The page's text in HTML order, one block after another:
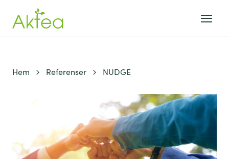
Hem Referenser NUDGE